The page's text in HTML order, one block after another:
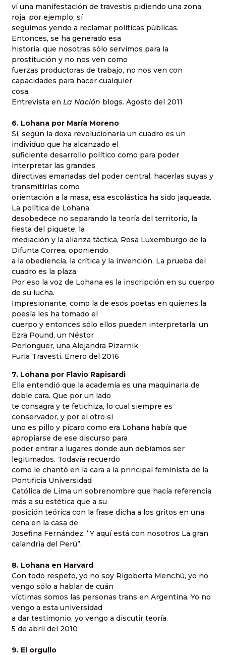
ví una manifestación de travestis pidiendo una zona
roja, por ejemplo; sí
seguimos yendo a reclamar políticas públicas.
Entonces, se ha generado esa
historia: que nosotras sólo servimos para la
prostitución y no nos ven como
fuerzas productoras de trabajo, no nos ven con
capacidades para hacer cualquier
cosa.
Entrevista en La Nación blogs. Agosto del 2011
6. Lohana por María Moreno
Si, según la doxa revolucionaria un cuadro es un
individuo que ha alcanzado el
suficiente desarrollo político como para poder
interpretar las grandes
directivas emanadas del poder central, hacerlas suyas y
transmitirlas como
orientación a la masa, esa escolástica ha sido jaqueada.
La política de Lohana
desobedece no separando la teoría del territorio, la
fiesta del piquete, la
mediación y la alianza táctica, Rosa Luxemburgo de la
Difunta Correa, oponiendo
a la obediencia, la crítica y la invención. La prueba del
cuadro es la plaza.
Por eso la voz de Lohana es la inscripción en su cuerpo
de su lucha.
Impresionante, como la de esos poetas en quienes la
poesía les ha tomado el
cuerpo y entonces sólo ellos pueden interpretarla: un
Ezra Pound, un Néstor
Perlonguer, una Alejandra Pizarnik.
Furia Travesti. Enero del 2016
7. Lohana por Flavio Rapisardi
Ella entendió que la academia es una maquinaria de
doble cara. Que por un lado
te consagra y te fetichiza, lo cual siempre es
conservador, y por el otro si
uno es pillo y pícaro como era Lohana había que
apropiarse de ese discurso para
poder entrar a lugares donde aun debíamos ser
legitimados. Todavía recuerdo
como le chantó en la cara a la principal feminista de la
Pontificia Universidad
Católica de Lima un sobrenombre que hacía referencia
más a su estética que a su
posición teórica con la frase dicha a los gritos en una
cena en la casa de
Josefina Fernández: “Y aquí está con nosotros La gran
calandria del Perú”.
8. Lohana en Harvard
Con todo respeto, yo no soy Rigoberta Menchú, yo no
vengo sólo a hablar de cuán
víctimas somos las personas trans en Argentina. Yo no
vengo a esta universidad
a dar testimonio, yo vengo a discutir teoría.
5 de abril del 2010
9. El orgullo